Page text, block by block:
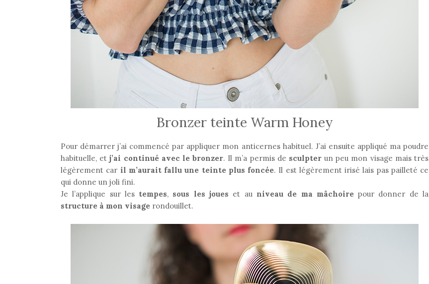
Bronzer teinte Warm Honey
Pour démarrer j’ai commencé par appliquer mon anticernes habituel. J’ai ensuite appliqué ma poudre
habituelle, et j’ai continué avec le bronzer. Il m’a permis de sculpterun peu mon visage mais très
légèrement car il m’aurait fallu une teinte plus foncée. Il est légèrement irisé lais pas pailleté ce
qui donne un joli fini.
Je l’applique sur les tempes, sous les joues et auniveau de ma mâchoirepour donner de la
structure à mon visage rondouillet.